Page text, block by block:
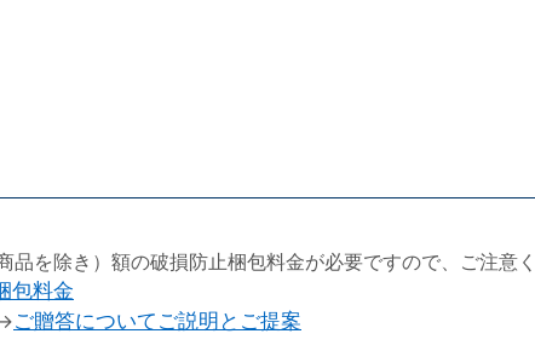
を除き）額の破損防止梱包料金が必要ですので、ご注意く
包料金
ご贈答についてご説明とご提案